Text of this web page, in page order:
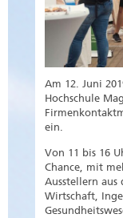
Am 12. Juni
Hochschule
ein.
Von 11 bis 16
Chance, mit
Ausstellern aus
Wirtschaft,